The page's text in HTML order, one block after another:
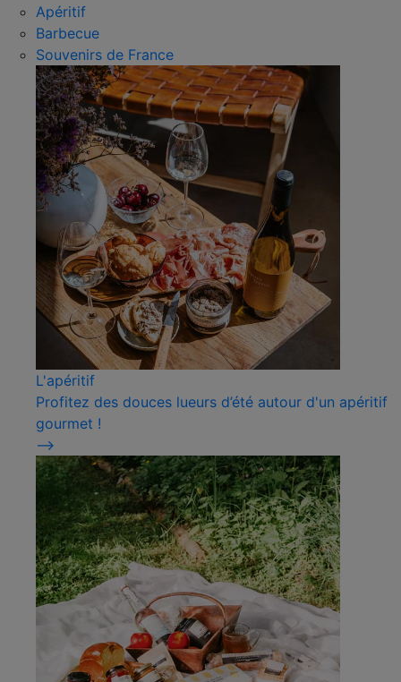
Apéritif
Barbecue
Souvenirs de France
L'apéritif
Profitez des douces lueurs d’été autour d'un apéritif
gourmet !
⟶